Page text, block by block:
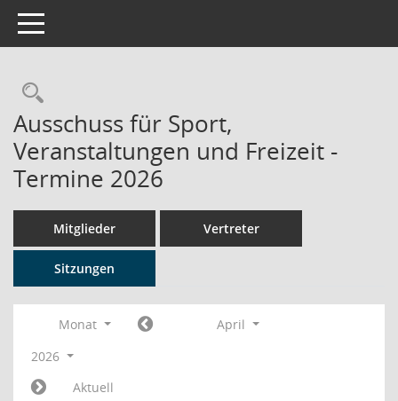
Toggle navigation
Rechercheauswahl
Ausschuss für Sport,
Veranstaltungen und Freizeit -
Termine 2026
Mitglieder Vertreter
Sitzungen
Monat
April
2026
Aktuell